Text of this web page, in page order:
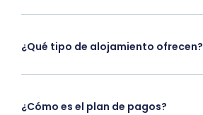
¿Qué tipo de alojamiento ofrecen?
¿Cómo es el plan de pagos?